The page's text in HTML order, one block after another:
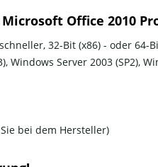
Office 2010
32-Bit (x86) - oder 64-
Windows Server 2003 (SP2),
bei dem Hersteller)